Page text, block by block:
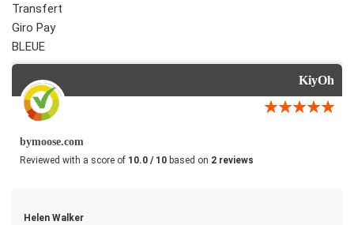
Transfert
Giro Pay
BLEUE
KiyOh
bymoose.com
Reviewed with a score of 10.0 / 10 based on 2 reviews
Helen Walker